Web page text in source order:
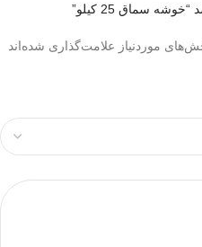
سماق 25 کیلو”
موردنیاز علامت‌گذاری شده‌اند